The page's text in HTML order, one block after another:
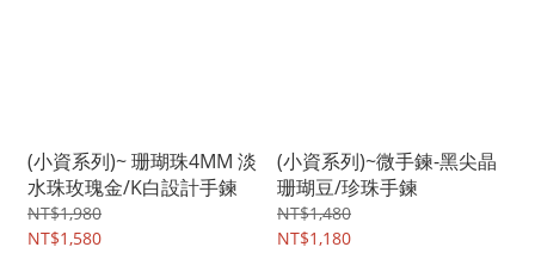
(小資系列)~ 珊瑚珠4MM 淡
水珠玫瑰金/K白設計手鍊
NT$1,980
NT$1,580
(小資系列)~微手鍊-黑尖晶
珊瑚豆/珍珠手鍊
NT$1,480
NT$1,180